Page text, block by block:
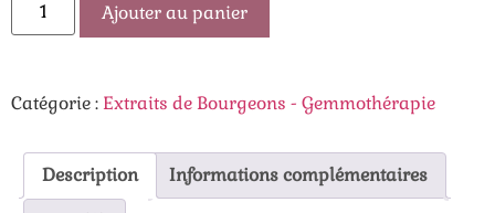
Ajouter au panier
Catégorie : Extraits de Bourgeons - Gemmothérapie
Description
Informations complémentaires